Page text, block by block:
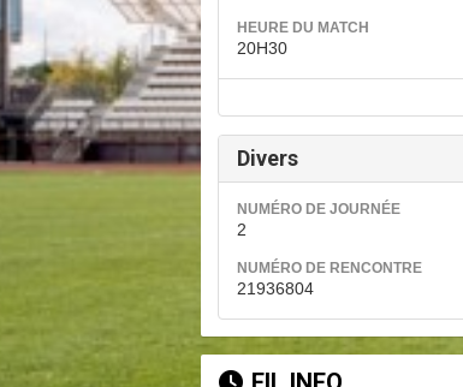
HEURE DU MATCH
20H30
Divers
NUMÉRO DE JOURNÉE
2
NUMÉRO DE RENCONTRE
21936804